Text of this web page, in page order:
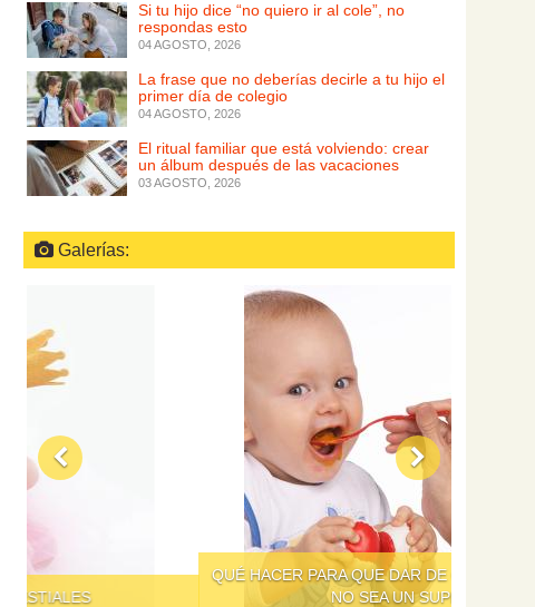
Si tu hijo dice “no quiero ir al cole”, no
respondas esto
04 AGOSTO, 2026
La frase que no deberías decirle a tu hijo el
primer día de colegio
04 AGOSTO, 2026
El ritual familiar que está volviendo: crear
un álbum después de las vacaciones
03 AGOSTO, 2026
Galerías:
QUÉ HACER PARA QUE DAR DE COMER A LOS NIÑOS
NO SEA UN SUPLICIO